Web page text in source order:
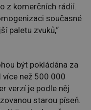
z komerčních rádií.
současné
paletu zvuků,“
být pokládána za
více než 500 000
verzí je podle něj
starou píseň.